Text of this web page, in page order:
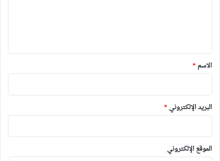
*
الاسم *
البريد الإلكتروني *
الموقع الإلكتروني